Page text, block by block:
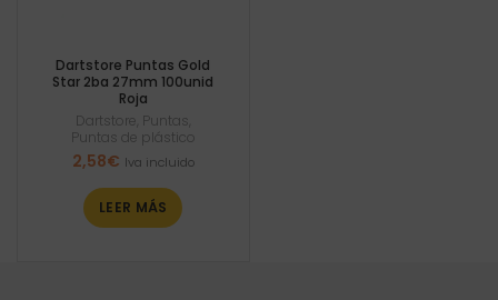
Dartstore Puntas Gold
Star 2ba 27mm 100unid
Roja
Dartstore Puntas
Puntas de plástico
2,58€ Iva incluido
LEER MÁS